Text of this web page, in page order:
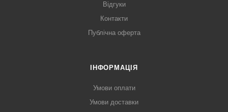
Відгуки
Контакти
Публічна оферта
ІНФОРМАЦІЯ
Умови оплати
Умови доставки